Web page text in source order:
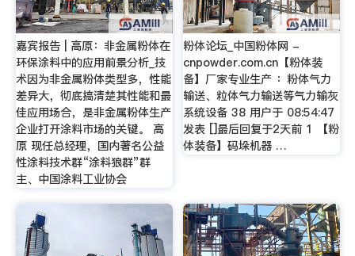
嘉宾报告 | 高原：非金属粉体在
环保涂料中的应用前景分析_技
术因为非金属粉体类型多，性能
差异大，彻底搞清楚其性能和最
佳应用场合，是非金属粉体生产
企业打开涂料市场的关键。 高
原 现任总经理，国内著名公益
性涂料技术群“涂料狼群”群
主、中国涂料工业协会
粉体论坛_中国粉体网 -
cnpowder.com.cn【粉体装
备】厂家专业生产 ：粉体气力
输送、粒体气力输送等气力输灰
系统设备 38 用户于 08:54:47
发表 []最后回复于2天前 1 【粉
体装备】码垛机器 …